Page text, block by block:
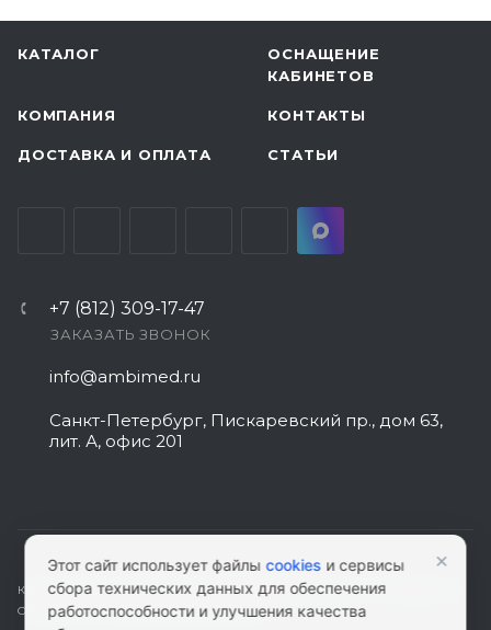
КАТАЛОГ
ОСНАЩЕНИЕ
КАБИНЕТОВ
КОМПАНИЯ КОНТАКТЫ
ДОСТАВКА И ОПЛАТА СТАТЬИ
+7 (812) 309-17-47
ЗАКАЗАТЬ ЗВОНОК
info@ambimed.ru
Санкт-Петербург, Пискаревский пр., дом 63,
лит. А, офис 201
КАРТА САЙТА|ПОЛИТИКА КОНФИДЕНЦИАЛЬНОСТИ|СОГЛАСИЕ НА
ОБРАБОТКУ ПЕРСОНАЛЬНЫХ ДАННЫХ
Этот сайт использует файлыcookies и сервисы
сбора технических данных для обеспечения
работоспособности и улучшения качества
×